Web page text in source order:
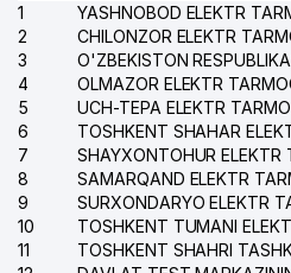
1
2
3
4
5
6
7
8
9
10
11